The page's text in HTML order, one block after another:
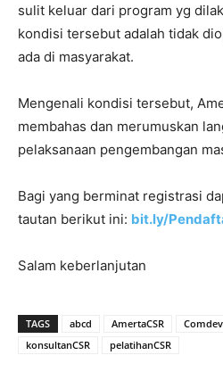
sulit keluar dari program yg
kondisi tersebut adalah tidak
ada di masyarakat.
Mengenali kondisi tersebut,
membahas dan merumuskan
pelaksanaan pengembangan
Bagi yang berminat registrasi
tautan berikut ini: bit.ly/
Salam keberlanjutan
TAGS abcd AmertaCSR Comdev
konsultanCSR
pelatihanCSR